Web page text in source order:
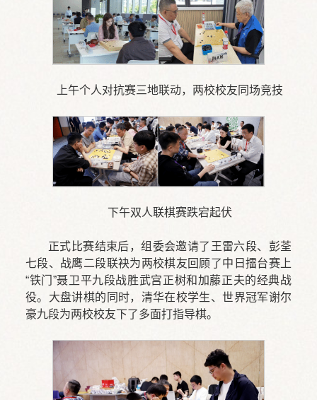
上午个人对抗赛三地联动，两校校友同场竞技
下午双人联棋赛跌宕起伏
正式比赛结束后，组委会邀请了王雷六段、彭荃
七段、战鹰二段联袂为两校棋友回顾了中日擂台赛上
“铁门”聂卫平九段战胜武宫正树和加藤正夫的经典战
役。大盘讲棋的同时，清华在校学生、世界冠军谢尔
豪九段为两校校友下了多面打指导棋。